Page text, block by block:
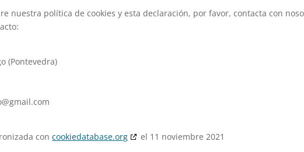
nuestra política de cookies y esta declaración, por favor, contacta con
(Pontevedra)
concookiedatabase.org el 11 noviembre 2021